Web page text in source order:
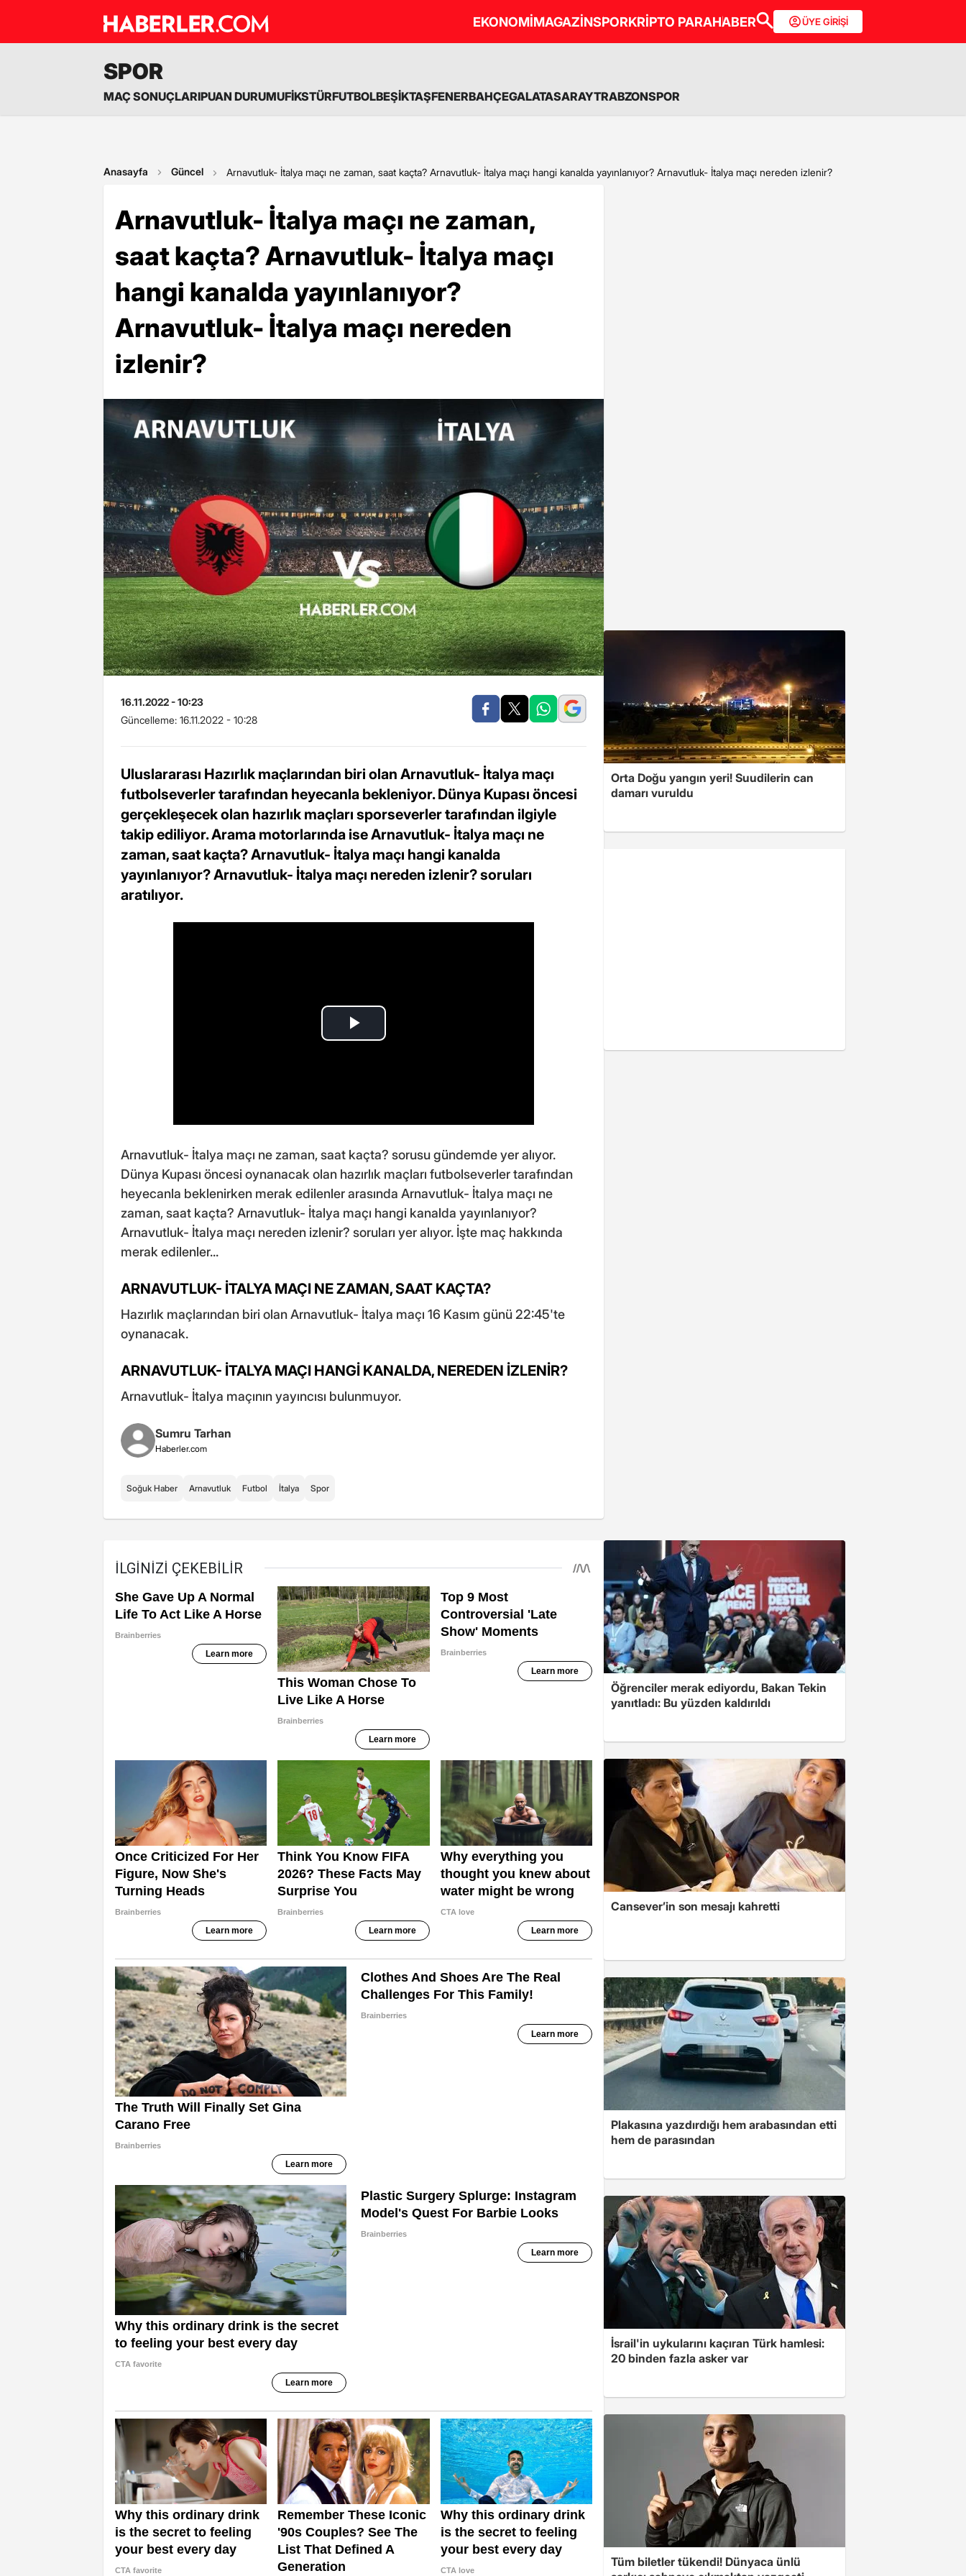
EKONOMİMAGAZİNSPORKRİPTO PARAHABER ÜYE GİRİŞİ
SPOR
MAÇ SONUÇLARIPUAN DURUMUFİKSTÜRFUTBOLBEŞİKTAŞFENERBAHÇEGALATASARAYTRABZONSPOR
Anasayfa Güncel Arnavutluk- İtalya maçı ne zaman, saat kaçta? Arnavutluk- İtalya maçı hangi kanalda yayınlanıyor? Arnavutluk- İtalya maçı nereden izlenir?
Arnavutluk- İtalya maçı ne zaman,
saat kaçta? Arnavutluk- İtalya maçı
hangi kanalda yayınlanıyor?
Arnavutluk- İtalya maçı nereden
izlenir?
16.11.2022 - 10:23
Güncelleme: 16.11.2022 - 10:28
Uluslararası Hazırlık maçlarından biri olan Arnavutluk- İtalya maçı
futbolseverler tarafından heyecanla bekleniyor. Dünya Kupası öncesi
gerçekleşecek olan hazırlık maçları sporseverler tarafından ilgiyle
takip ediliyor. Arama motorlarında ise Arnavutluk- İtalya maçı ne
zaman, saat kaçta? Arnavutluk- İtalya maçı hangi kanalda
yayınlanıyor? Arnavutluk- İtalya maçı nereden izlenir? soruları
aratılıyor.
Arnavutluk- İtalya maçı ne zaman, saat kaçta? sorusu gündemde yer alıyor.
Dünya Kupası öncesi oynanacak olan hazırlık maçları futbolseverler tarafından
heyecanla beklenirken merak edilenler arasında Arnavutluk- İtalya maçı ne
zaman, saat kaçta? Arnavutluk- İtalya maçı hangi kanalda yayınlanıyor?
Arnavutluk- İtalya maçı nereden izlenir? soruları yer alıyor. İşte maç hakkında
merak edilenler...
ARNAVUTLUK- İTALYA MAÇI NE ZAMAN, SAAT KAÇTA?
Hazırlık maçlarından biri olan Arnavutluk- İtalya maçı 16 Kasım günü 22:45'te
oynanacak.
ARNAVUTLUK- İTALYA MAÇI HANGİ KANALDA, NEREDEN İZLENİR?
Arnavutluk- İtalya maçının yayıncısı bulunmuyor.
Sumru Tarhan
Haberler.com
Soğuk Haber Arnavutluk Futbol İtalya Spor
Orta Doğu yangın yeri! Suudilerin can
damarı vuruldu
Öğrenciler merak ediyordu, Bakan Tekin
yanıtladı: Bu yüzden kaldırıldı
Cansever’in son mesajı kahretti
Plakasına yazdırdığı hem arabasından etti
hem de parasından
İsrail'in uykularını kaçıran Türk hamlesi:
20 binden fazla asker var
Tüm biletler tükendi! Dünyaca ünlü